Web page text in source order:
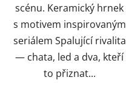
scénu. Keramický hrnek
s motivem inspirovaným
seriálem Spalující rivalita
— chata, led a dva, kteří
to přiznat...